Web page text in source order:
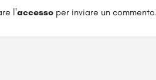
l'accessoper inviare un commento.